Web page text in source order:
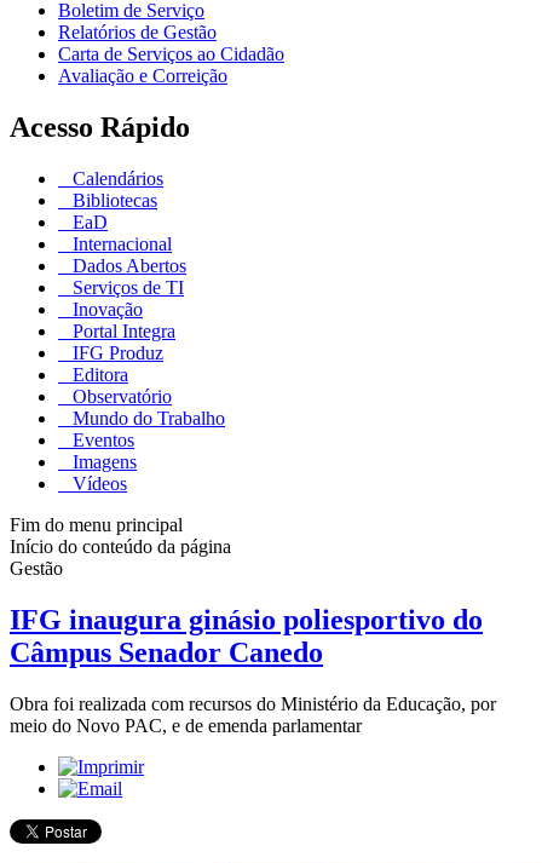
Boletim de Serviço
Relatórios de Gestão
Carta de Serviços ao Cidadão
Avaliação e Correição
Acesso Rápido
Calendários
Bibliotecas
EaD
Internacional
Dados Abertos
Serviços de TI
Inovação
Portal Integra
IFG Produz
Editora
Observatório
Mundo do Trabalho
Eventos
Imagens
Vídeos
Fim do menu principal
Início do conteúdo da página
Gestão
IFG inaugura ginásio poliesportivo do
Câmpus Senador Canedo
Obra foi realizada com recursos do Ministério da Educação, por
meio do Novo PAC, e de emenda parlamentar